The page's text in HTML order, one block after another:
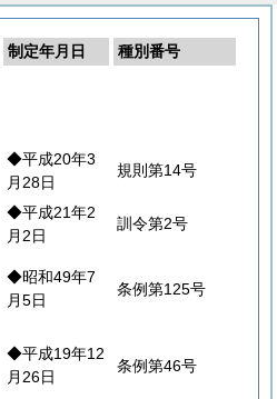
制定年月日
種別番号
◆平成20年3
月28日
規則第14号
◆平成21年2
月2日
訓令第2号
◆昭和49年7
月5日
条例第125号
◆平成19年12
月26日
条例第46号